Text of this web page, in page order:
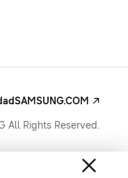
SAMSUNG.COM
All Rights Reserved.